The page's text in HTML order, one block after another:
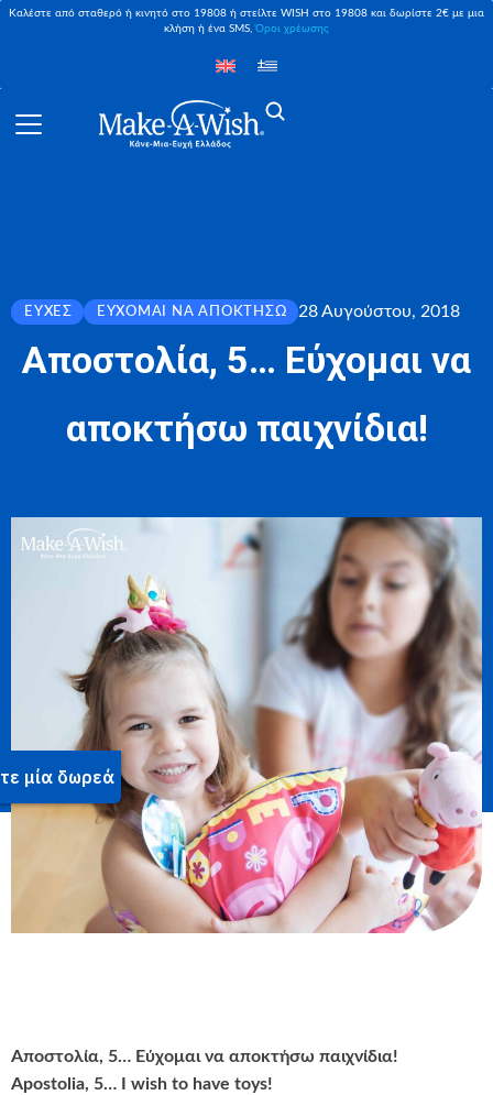
Καλέστε από σταθερό ή κινητό στο 19808 ή στείλτε WISH στο 19808 και δωρίστε 2€ με μια
κλήση ή ένα SMS,Όροι χρέωσης
ΕΥΧΈΣ ΕΎΧΟΜΑΙ ΝΑ ΑΠΟΚΤΉΣΩ 28 Αυγούστου, 2018
Αποστολία, 5… Εύχομαι να
αποκτήσω παιχνίδια!
Αποστολία, 5… Εύχομαι να αποκτήσω παιχνίδια!
Apostolia, 5… I wish to have toys!